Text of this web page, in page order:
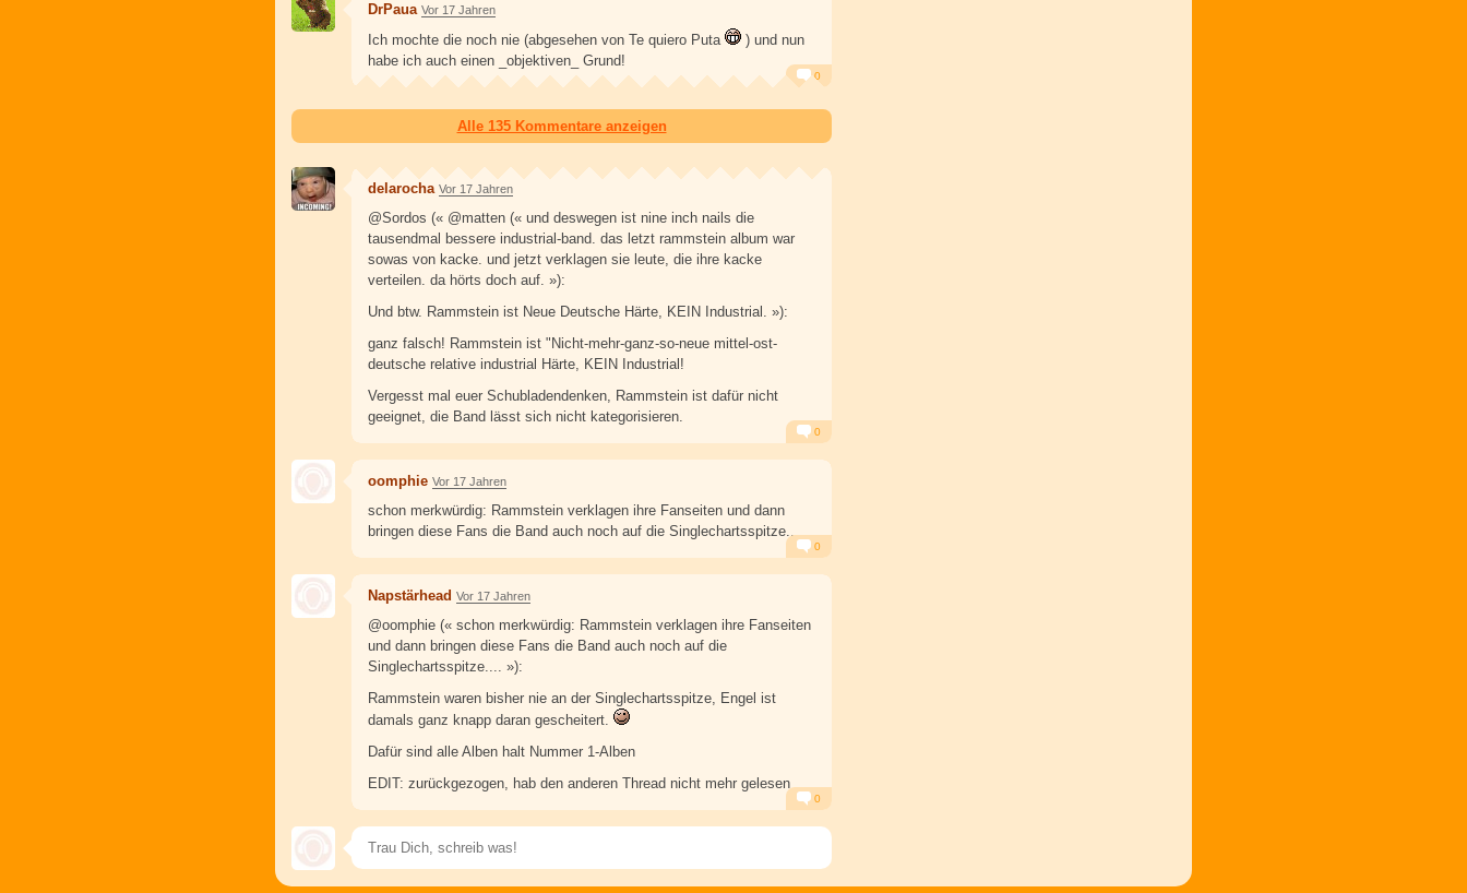
DrPaua Vor 17 Jahren
Ich mochte die noch nie (abgesehen von Te quiero Puta
) und nun
habe ich auch einen _objektiven_ Grund!
0
Alle 135 Kommentare anzeigen
delarocha Vor 17 Jahren
@Sordos (« @matten (« und deswegen ist nine inch nails die
tausendmal bessere industrial-band. das letzt rammstein album war
sowas von kacke. und jetzt verklagen sie leute, die ihre kacke
verteilen. da hörts doch auf. »):
Und btw. Rammstein ist Neue Deutsche Härte, KEIN Industrial. »):
ganz falsch! Rammstein ist "Nicht-mehr-ganz-so-neue mittel-ost-
deutsche relative industrial Härte, KEIN Industrial!
Vergesst mal euer Schubladendenken, Rammstein ist dafür nicht
geeignet, die Band lässt sich nicht kategorisieren.
Alarm Antworten
0
oomphie Vor 17 Jahren
schon merkwürdig: Rammstein verklagen ihre Fanseiten und dann
bringen diese Fans die Band auch noch auf die Singlechartsspitze....
Alarm Antworten
0
Napstärhead Vor 17 Jahren
@oomphie (« schon merkwürdig: Rammstein verklagen ihre Fanseiten
und dann bringen diese Fans die Band auch noch auf die
Singlechartsspitze.... »):
Rammstein waren bisher nie an der Singlechartsspitze, Engel ist
damals ganz knapp daran gescheitert.
Dafür sind alle Alben halt Nummer 1-Alben
EDIT: zurückgezogen, hab den anderen Thread nicht mehr gelesen
Alarm Antworten
0
Speichern